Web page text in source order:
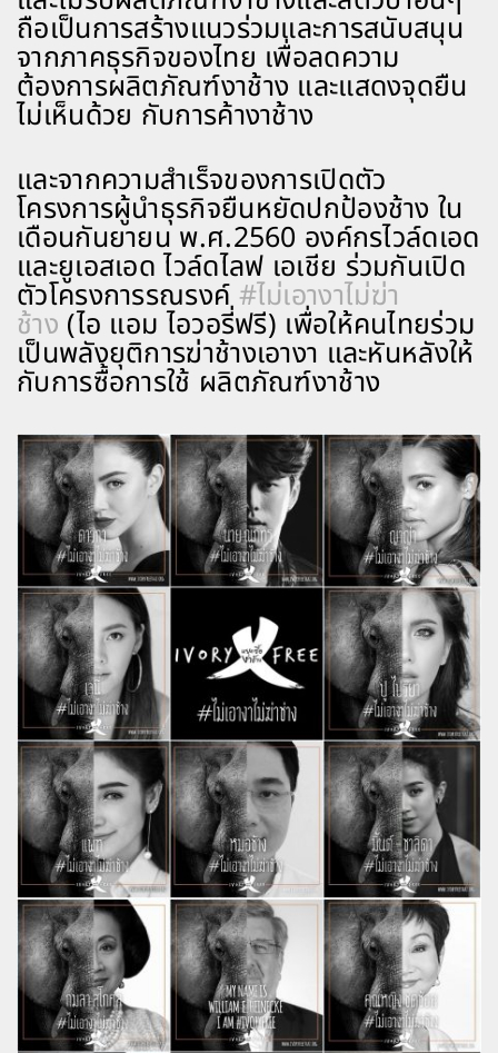
ถือเป็นการสร้างแนวร่วมและการสนับสนุน
จากภาคธุรกิจของไทย เพื่อลดความ
ต้องการผลิตภัณฑ์งาช้าง และแสดงจุดยืน
ไม่เห็นด้วย กับการค้างาช้าง
และจากความสำเร็จของการเปิดตัว
โครงการผู้นำธุรกิจยืนหยัดปกป้องช้าง ใน
เดือนกันยายน พ.ศ.2560 องค์กรไวล์ดเอด
และยูเอสเอด ไวล์ดไลฟ เอเชีย ร่วมกันเปิด
ตัวโครงการรณรงค์#ไม่เอางาไม่ฆ่า
ช้าง (ไอ แอม ไอวอรี่ฟรี) เพื่อให้คนไทยร่วม
เป็นพลังยุติการฆ่าช้างเอางา และหันหลังให้
กับการซื้อการใช้ ผลิตภัณฑ์งาช้าง